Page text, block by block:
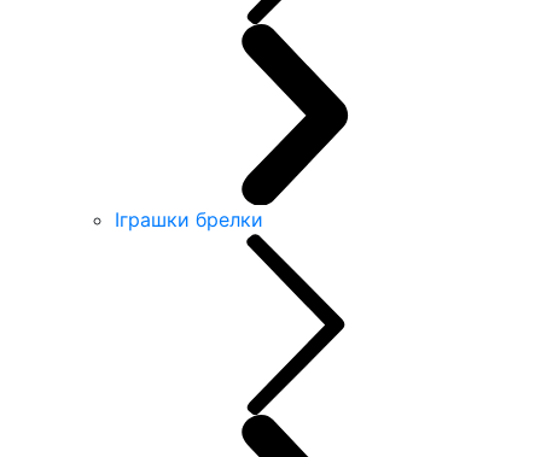
Іграшки брелки